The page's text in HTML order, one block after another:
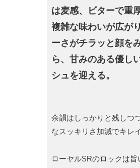
は麦感、ビターで重
複雑な味わいが広が
ーさがチラッと顔を
ら、甘みのある優し
シュを迎える。
余韻はしっかりと残しつ
なスッキリさ加減でキレ
ローヤルSRのロックは